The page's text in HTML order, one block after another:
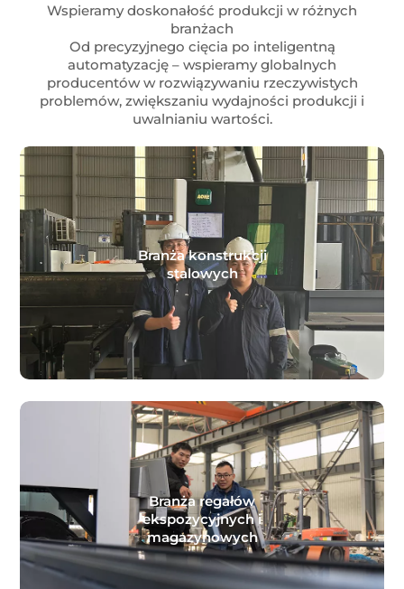
Wspieramy doskonałość produkcji w różnych
branżach
Od precyzyjnego cięcia po inteligentną
automatyzację – wspieramy globalnych
producentów w rozwiązywaniu rzeczywistych
problemów, zwiększaniu wydajności produkcji i
uwalnianiu wartości.
Branża konstrukcji
stalowych
Branża regałów
ekspozycyjnych i
magazynowych